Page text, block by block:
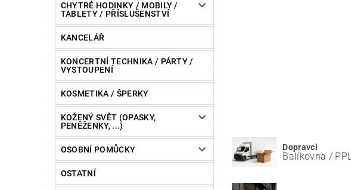
CHYTRÉ HODINKY / MOBILY /
TABLETY / PŘÍSLUŠENSTVÍ
KANCELÁŘ
KONCERTNÍ TECHNIKA / PÁRTY /
VYSTOUPENÍ
KOSMETIKA / ŠPERKY
KOŽENÝ SVĚT (OPASKY,
PENĚŽENKY, ...)
OSOBNÍ POMŮCKY
OSTATNÍ
Dopravci
Balíkovna /